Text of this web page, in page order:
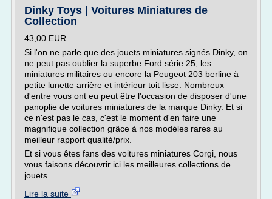
Dinky Toys | Voitures Miniatures de
Collection
43,00 EUR
Si l'on ne parle que des jouets miniatures signés Dinky, on
ne peut pas oublier la superbe Ford série 25, les
miniatures militaires ou encore la Peugeot 203 berline à
petite lunette arrière et intérieur toit lisse. Nombreux
d'entre vous ont eu peut être l'occasion de disposer d'une
panoplie de voitures miniatures de la marque Dinky. Et si
ce n'est pas le cas, c'est le moment d'en faire une
magnifique collection grâce à nos modèles rares au
meilleur rapport qualité/prix.
Et si vous êtes fans des voitures miniatures Corgi, nous
vous faisons découvrir ici les meilleures collections de
jouets...
Lire la suite